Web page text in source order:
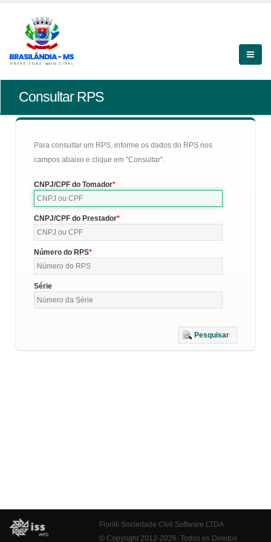
Consultar RPS
Para consultar um RPS, informe os dados do RPS nos
campos abaixo e clique em "Consultar".
CNPJ/CPF do Tomador
CNPJ/CPF do Prestador
Número do RPS
Série
Pesquisar
Fiorilli Sociedade Civil Software LTDA
© Copyright 2012-2026. Todos os Direitos